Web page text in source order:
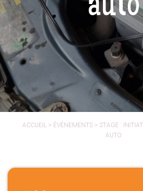
auto
ACCUEIL > ÉVÉNEMENTS > STAGE :
AUTO